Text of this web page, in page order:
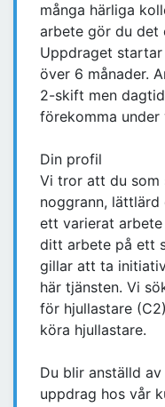
många härliga
arbete gör du det
Uppdraget
över 6 månader.
2-skift men
förekomma under
Din profil
Vi tror att du som
noggrann,
ett varierat
ditt arbete på ett
gillar att ta
här tjänsten. Vi
för hjullastare
köra hjullastare.
Du blir anställd
uppdrag hos vår